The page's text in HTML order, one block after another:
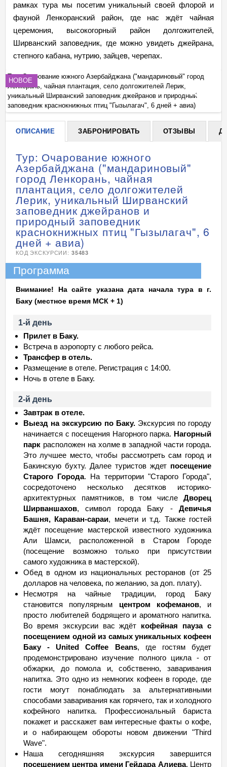
рамках тура мы посетим уникальный своей флорой и
фауной Ленкоранский район, где нас ждёт чайная
церемония, высокогорный район долгожителей,
Ширванский заповедник, где можно увидеть джейрана,
степного кабана, нутрию, зайцев, черепах.
НОВОЕ
+
Тур: Очарование южного Азербайджана ("мандариновый" город
Ленкорань, чайная плантация, село долгожителей Лерик,
уникальный Ширванский заповедник джейранов и природный
заповедник краснокнижных птиц "Гызылагач", 6 дней + авиа)
ОПИСАНИЕ ЗАБРОНИРОВАТЬ ОТЗЫВЫ
Тур: Очарование южного
Азербайджана ("мандариновый"
город Ленкорань, чайная
плантация, село долгожителей
Лерик, уникальный Ширванский
заповедник джейранов и
природный заповедник
краснокнижных птиц "Гызылагач", 6
дней + авиа)
КОД ЭКСКУРСИИ: 35483
Программа
Внимание! На сайте указана дата начала тура в г.
Баку (местное время МСК + 1)
1-й день
Прилет в Баку.
Встреча в аэропорту с любого рейса.
Трансфер в отель.
Размещение в отеле. Регистрация с 14:00.
Ночь в отеле в Баку.
2-й день
Завтрак в отеле.
Выезд на экскурсию по Баку. Экскурсия по городу
начинается с посещения Нагорного парка. Нагорный
парк расположен на холме в западной части города.
Это лучшее место, чтобы рассмотреть сам город и
Бакинскую бухту. Далее туристов ждет посещение
Старого Города. На территории "Старого Города",
сосредоточено несколько десятков историко-
архитектурных памятников, в том числе Дворец
Ширваншахов, символ города Баку - Девичья
Башня, Караван-сараи, мечети и т.д. Также гостей
ждёт посещение мастерской известного художника
Али Шамси, расположенной в Старом Городе
(посещение возможно только при присутствии
самого художника в мастерской).
Обед в одном из национальных ресторанов (от 25
долларов на человека, по желанию, за доп. плату).
Несмотря на чайные традиции, город Баку
становится популярным центром кофеманов, и
просто любителей бодрящего и ароматного напитка.
Во время экскурсии вас ждёт кофейная пауза с
посещением одной из самых уникальных кофеен
Баку - United Coffee Beans, где гостям будет
продемонстрировано изучение полного цикла - от
обжарки, до помола и, собственно, заваривания
напитка. Это одно из немногих кофеен в городе, где
гости могут понаблюдать за альтернативными
способами заваривания как горячего, так и холодного
кофейного напитка. Профессиональный бариста
покажет и расскажет вам интересные факты о кофе,
и о набирающем обороты новом движении "Third
Wave".
Наша сегодняшняя экскурсия завершится
посещением центра имени Гейдара Алиева. Центр